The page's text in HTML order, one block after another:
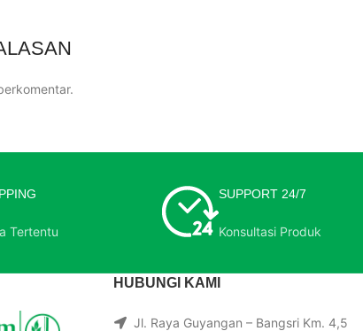
Tertentu
SUPPORT 24/7
Konsultasi Produk
HUBUNGI KAMI
Jl. Raya Guyangan – Bangsri Km. 4,5